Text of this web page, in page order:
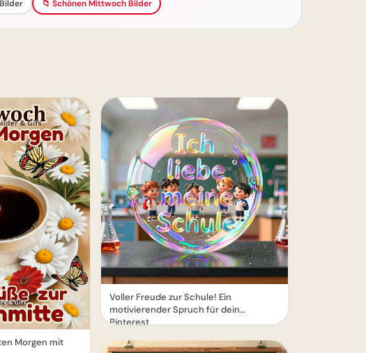
📁 Schönen Mittwoch Bilder
Morgen mit
Voller Freude zur Schule! Ein
motivierender Spruch für dein
Pinterest